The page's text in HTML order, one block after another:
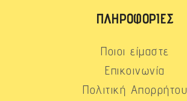
ΠΛΗΡΟΦΟΡΊΕΣ
Ποιοι είμαστε
Επικοινωνία
Πολιτική Απορρήτου